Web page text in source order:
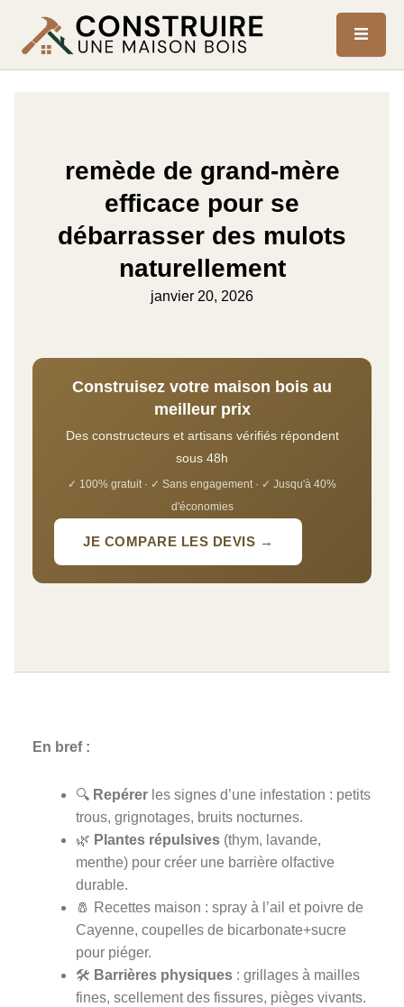
remède de grand-mère
efficace pour se
débarrasser des mulots
naturellement
janvier 20, 2026
Construisez votre maison bois au
meilleur prix
Des constructeurs et artisans vérifiés répondent
sous 48h
✓ 100% gratuit · ✓ Sans engagement · ✓ Jusqu'à 40%
d'économies
JE COMPARE LES DEVIS →
En bref :
🔍 Repérer les signes d’une infestation : petits
trous, grignotages, bruits nocturnes.
🌿 Plantes répulsives (thym, lavande,
menthe) pour créer une barrière olfactive
durable.
🧂 Recettes maison : spray à l’ail et poivre de
Cayenne, coupelles de bicarbonate+sucre
pour piéger.
🛠️ Barrières physiques : grillages à mailles
fines, scellement des fissures, pièges vivants.